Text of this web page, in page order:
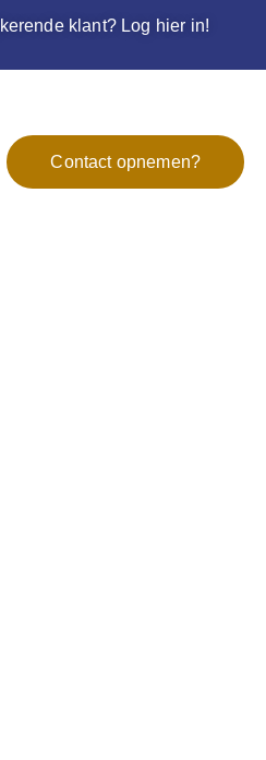
klant? Log hier in!
Contact opnemen?